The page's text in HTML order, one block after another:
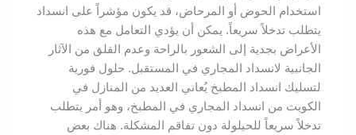
استخدام الحوض أو المرحاض، قد يكون مؤشراً على انسداد
يتطلب تدخلاً سريعاً. يمكن أن يؤدي التعامل مع هذه
الأعراض بجدية إلى الشعور بالراحة وعدم القلق من الآثار
الجانبية لانسداد المجاري في المستقبل. حلول فورية
لتسليك انسداد المطبخ يُعاني العديد من المنازل في
الكويت من انسداد المجاري في المطبخ، وهو أمر يتطلب
تدخلاً سريعاً للحيلولة دون تفاقم المشكلة. هناك بعض